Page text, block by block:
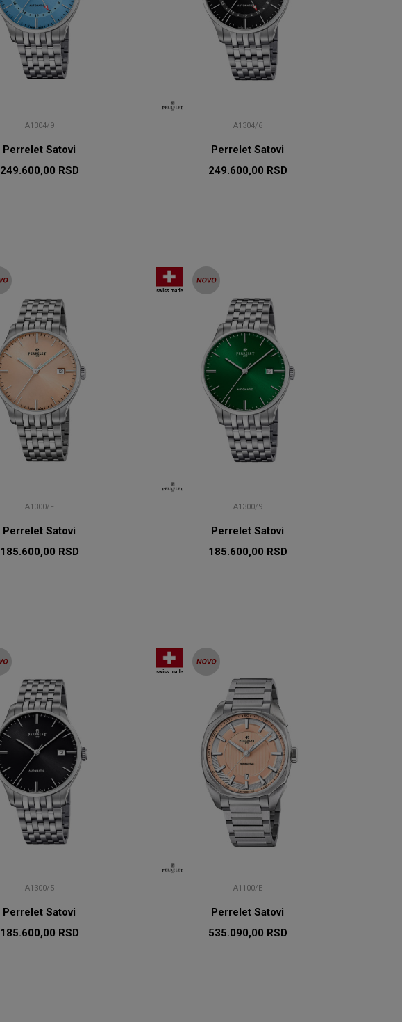
A1304/9
Perrelet Satovi
249.600,00 RSD
A1304/6
Perrelet Satovi
249.600,00 RSD
A1300/F
Perrelet Satovi
185.600,00 RSD
A1300/9
Perrelet Satovi
185.600,00 RSD
A1300/5
Perrelet Satovi
185.600,00 RSD
A1100/E
Perrelet Satovi
535.090,00 RSD